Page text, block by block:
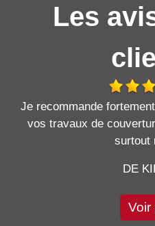
Les
Je recommande
vos travaux de
surtout
DE
Voir